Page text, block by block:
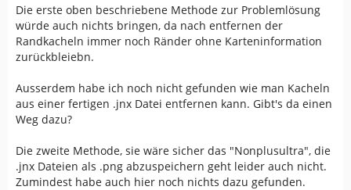
Die erste oben beschriebene Methode zur Problemlösung
würde auch nichts bringen, da nach entfernen der
Randkacheln immer noch Ränder ohne Karteninformation
zurückbleiebn.
Ausserdem habe ich noch nicht gefunden wie man Kacheln
aus einer fertigen .jnx Datei entfernen kann. Gibt's da einen
Weg dazu?
Die zweite Methode, sie wäre sicher das "Nonplusultra", die
.jnx Dateien als .png abzuspeichern geht leider auch nicht.
Zumindest habe auch hier noch nichts dazu gefunden.